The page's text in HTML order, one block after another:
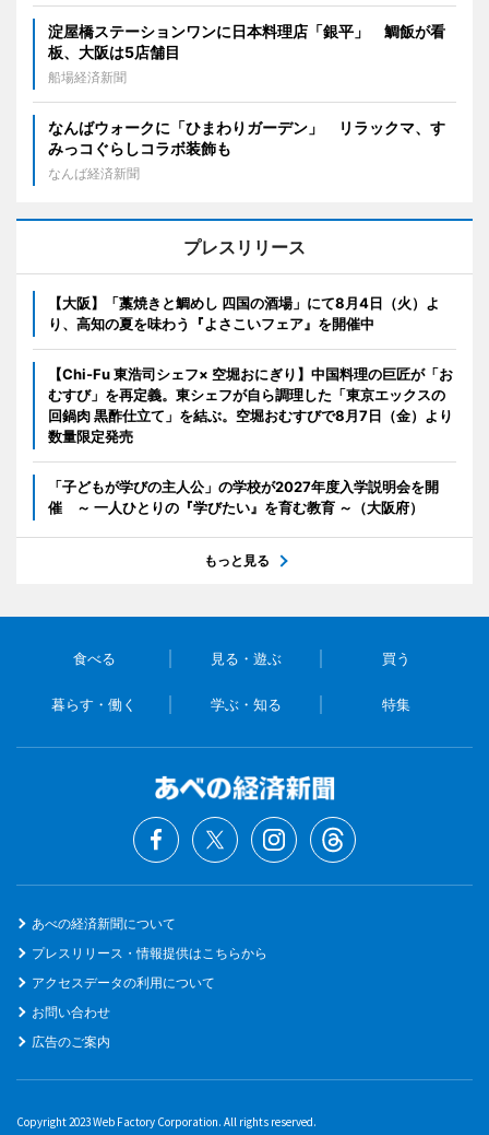
淀屋橋ステーションワンに日本料理店「銀平」 鯛飯が看
板、大阪は5店舗目
船場経済新聞
なんばウォークに「ひまわりガーデン」 リラックマ、す
みっコぐらしコラボ装飾も
なんば経済新聞
プレスリリース
【大阪】「藁焼きと鯛めし 四国の酒場」にて8月4日（火）よ
り、高知の夏を味わう『よさこいフェア』を開催中
【Chi-Fu 東浩司シェフ× 空堀おにぎり】中国料理の巨匠が「お
むすび」を再定義。東シェフが自ら調理した「東京エックスの
回鍋肉 黒酢仕立て」を結ぶ。空堀おむすびで8月7日（金）より
数量限定発売
「子どもが学びの主人公」の学校が2027年度入学説明会を開
催 ～ 一人ひとりの『学びたい』を育む教育 ～（大阪府）
もっと見る
食べる 見る・遊ぶ 買う
暮らす・働く 学ぶ・知る 特集
あべの経済新聞について
プレスリリース・情報提供はこちらから
アクセスデータの利用について
お問い合わせ
広告のご案内
Copyright 2023 Web Factory Corporation. All rights reserved.